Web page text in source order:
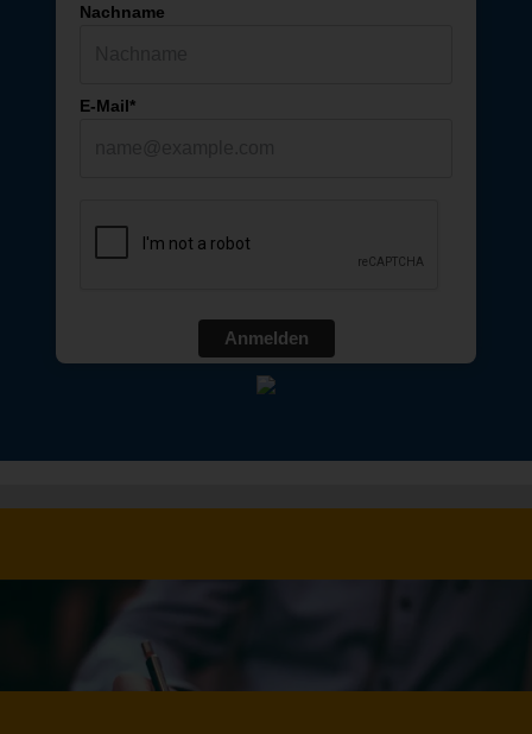
Nachname
E-Mail*
Anmelden